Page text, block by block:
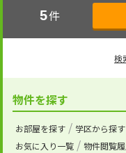
5件
検
物件を探す
お部屋を探す 学区から探す
お気に入り一覧
物件閲覧